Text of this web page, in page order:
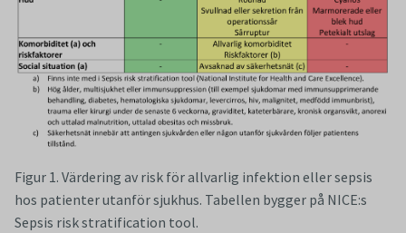
Figur 1. Värdering av risk för allvarlig infektion eller sepsis
hos patienter utanför sjukhus. Tabellen bygger på NICE:s
Sepsis risk stratification tool.